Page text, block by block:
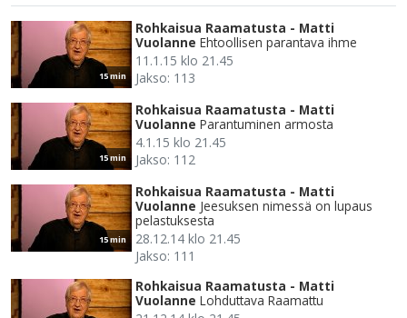
15 min
Rohkaisua Raamatusta - Matti
Vuolanne Ehtoollisen parantava ihme
11.1.15 klo 21.45
Jakso: 113
15 min
Rohkaisua Raamatusta - Matti
Vuolanne Parantuminen armosta
4.1.15 klo 21.45
Jakso: 112
15 min
Rohkaisua Raamatusta - Matti
Vuolanne Jeesuksen nimessä on lupaus
pelastuksesta
28.12.14 klo 21.45
Jakso: 111
Rohkaisua Raamatusta - Matti
Vuolanne Lohduttava Raamattu